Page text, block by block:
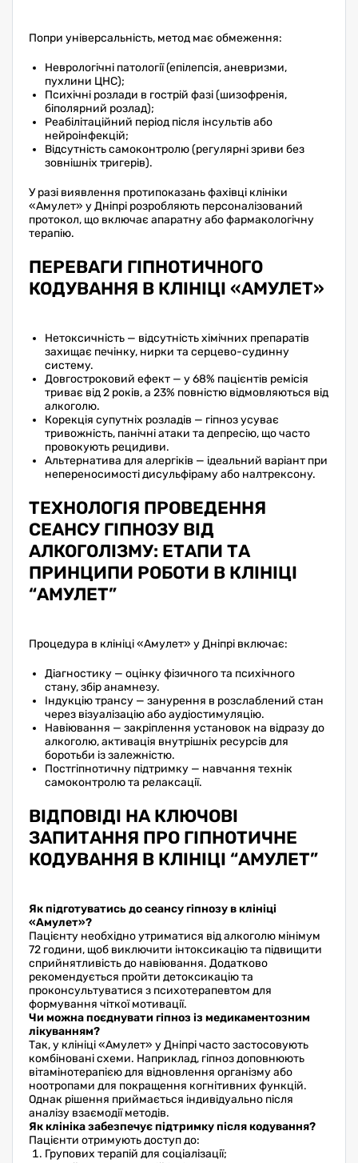
Попри універсальність, метод має обмеження:
Неврологічні патології (епілепсія, аневризми,
пухлини ЦНС);
Психічні розлади в гострій фазі (шизофренія,
біполярний розлад);
Реабілітаційний період після інсультів або
нейроінфекцій;
Відсутність самоконтролю (регулярні зриви без
зовнішніх тригерів).
У разі виявлення протипоказань фахівці клініки
«Амулет» у Дніпрі розробляють персоналізований
протокол, що включає апаратну або фармакологічну
терапію.
ПЕРЕВАГИ ГІПНОТИЧНОГО
КОДУВАННЯ В КЛІНІЦІ «АМУЛЕТ»
Нетоксичність — відсутність хімічних препаратів
захищає печінку, нирки та серцево-судинну
систему.
Довгостроковий ефект — у 68% пацієнтів ремісія
триває від 2 років, а 23% повністю відмовляються від
алкоголю.
Корекція супутніх розладів — гіпноз усуває
тривожність, панічні атаки та депресію, що часто
провокують рецидиви.
Альтернатива для алергіків — ідеальний варіант при
непереносимості дисульфіраму або налтрексону.
ТЕХНОЛОГІЯ ПРОВЕДЕННЯ
СЕАНСУ ГІПНОЗУ ВІД
АЛКОГОЛІЗМУ: ЕТАПИ ТА
ПРИНЦИПИ РОБОТИ В КЛІНІЦІ
“АМУЛЕТ”
Процедура в клініці «Амулет» у Дніпрі включає:
Діагностику — оцінку фізичного та психічного
стану, збір анамнезу.
Індукцію трансу — занурення в розслаблений стан
через візуалізацію або аудіостимуляцію.
Навіювання — закріплення установок на відразу до
алкоголю, активація внутрішніх ресурсів для
боротьби із залежністю.
Постгіпнотичну підтримку — навчання технік
самоконтролю та релаксації.
ВІДПОВІДІ НА КЛЮЧОВІ
ЗАПИТАННЯ ПРО ГІПНОТИЧНЕ
КОДУВАННЯ В КЛІНІЦІ “АМУЛЕТ”
Як підготуватись до сеансу гіпнозу в клініці
«Амулет»?
Пацієнту необхідно утриматися від алкоголю мінімум
72 години, щоб виключити інтоксикацію та підвищити
сприйнятливість до навіювання. Додатково
рекомендується пройти детоксикацію та
проконсультуватися з психотерапевтом для
формування чіткої мотивації.
Чи можна поєднувати гіпноз із медикаментозним
лікуванням?
Так, у клініці «Амулет» у Дніпрі часто застосовують
комбіновані схеми. Наприклад, гіпноз доповнюють
вітамінотерапією для відновлення організму або
ноотропами для покращення когнітивних функцій.
Однак рішення приймається індивідуально після
аналізу взаємодії методів.
Як клініка забезпечує підтримку після кодування?
Пацієнти отримують доступ до:
Групових терапій для соціалізації;